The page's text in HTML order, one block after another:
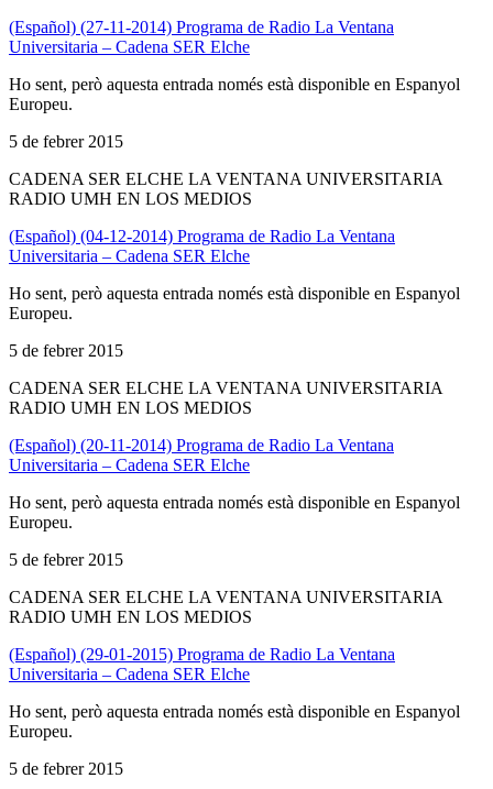
(Español) (27-11-2014) Programa de Radio La Ventana
Universitaria – Cadena SER Elche
Ho sent, però aquesta entrada només està disponible en Espanyol
Europeu.
5 de febrer 2015
CADENA SER ELCHE LA VENTANA UNIVERSITARIA
RADIO UMH EN LOS MEDIOS
(Español) (04-12-2014) Programa de Radio La Ventana
Universitaria – Cadena SER Elche
Ho sent, però aquesta entrada només està disponible en Espanyol
Europeu.
5 de febrer 2015
CADENA SER ELCHE LA VENTANA UNIVERSITARIA
RADIO UMH EN LOS MEDIOS
(Español) (20-11-2014) Programa de Radio La Ventana
Universitaria – Cadena SER Elche
Ho sent, però aquesta entrada només està disponible en Espanyol
Europeu.
5 de febrer 2015
CADENA SER ELCHE LA VENTANA UNIVERSITARIA
RADIO UMH EN LOS MEDIOS
(Español) (29-01-2015) Programa de Radio La Ventana
Universitaria – Cadena SER Elche
Ho sent, però aquesta entrada només està disponible en Espanyol
Europeu.
5 de febrer 2015